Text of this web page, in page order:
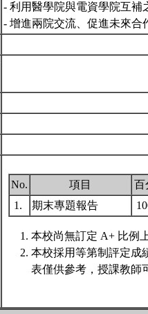
- 利用醫學院與電資學院互補
- 增進兩院交流、促進未來合
No. 項目
百
1.
期末專題報告
本校尚無訂定 A+ 比例
本校採用等第制評定成
表僅供參考，授課教師